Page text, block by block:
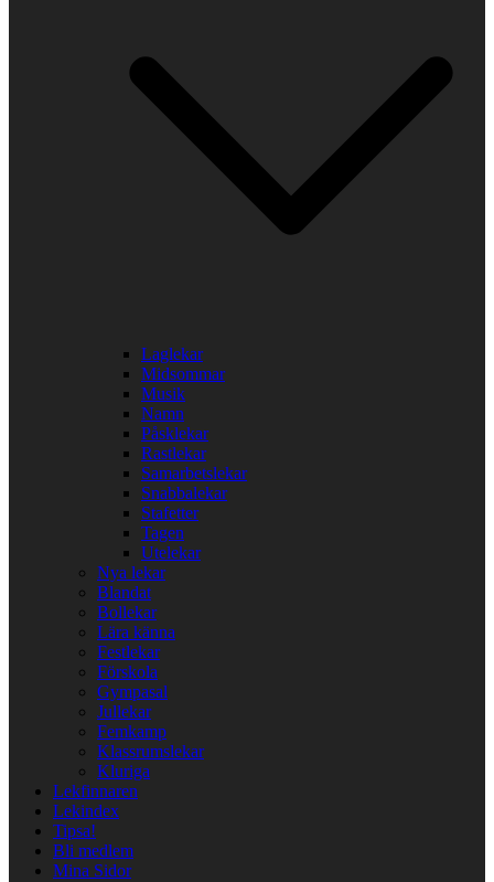
Laglekar
Midsommar
Musik
Namn
Påsklekar
Rastlekar
Samarbetslekar
Snabbalekar
Stafetter
Tagen
Utelekar
Nya lekar
Blandat
Bollekar
Lära känna
Festlekar
Förskola
Gympasal
Jullekar
Femkamp
Klassrumslekar
Kluriga
Lekfinnaren
Lekindex
Tipsa!
Bli medlem
Mina Sidor